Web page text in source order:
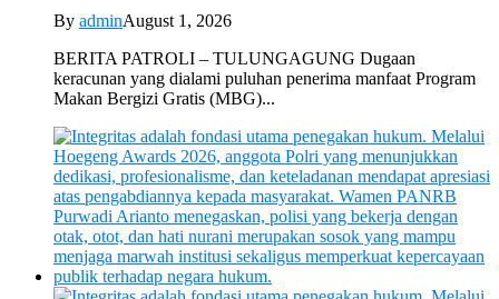
By adminAugust 1, 2026
BERITA PATROLI – TULUNGAGUNG Dugaan
keracunan yang dialami puluhan penerima manfaat Program
Makan Bergizi Gratis (MBG)...